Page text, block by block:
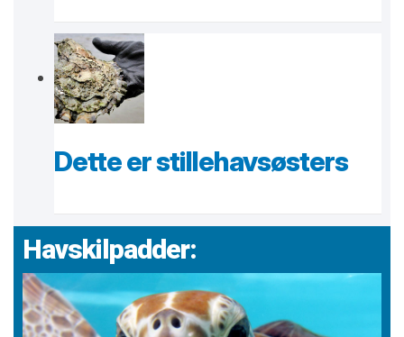
Dette er stillehavsøsters
Havskilpadder: